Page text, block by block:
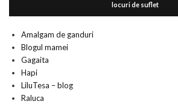
locuri de suflet
Amalgam de ganduri
Blogul mamei
Gagaita
Hapi
LiluTesa – blog
Raluca